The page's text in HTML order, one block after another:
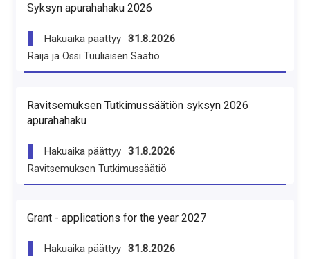
Syksyn apurahahaku 2026
Hakuaika päättyy 31.8.2026
Raija ja Ossi Tuuliaisen Säätiö
Ravitsemuksen Tutkimussäätiön syksyn 2026
apurahahaku
Hakuaika päättyy 31.8.2026
Ravitsemuksen Tutkimussäätiö
Grant - applications for the year 2027
Hakuaika päättyy 31.8.2026